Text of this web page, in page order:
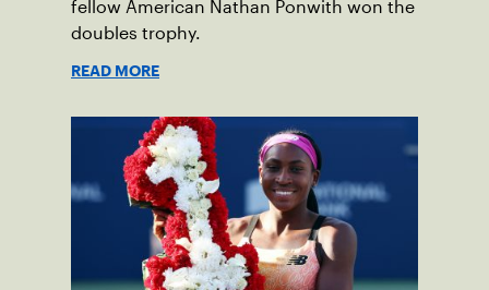
fellow American Nathan Ponwith won the
doubles trophy.
READ MORE